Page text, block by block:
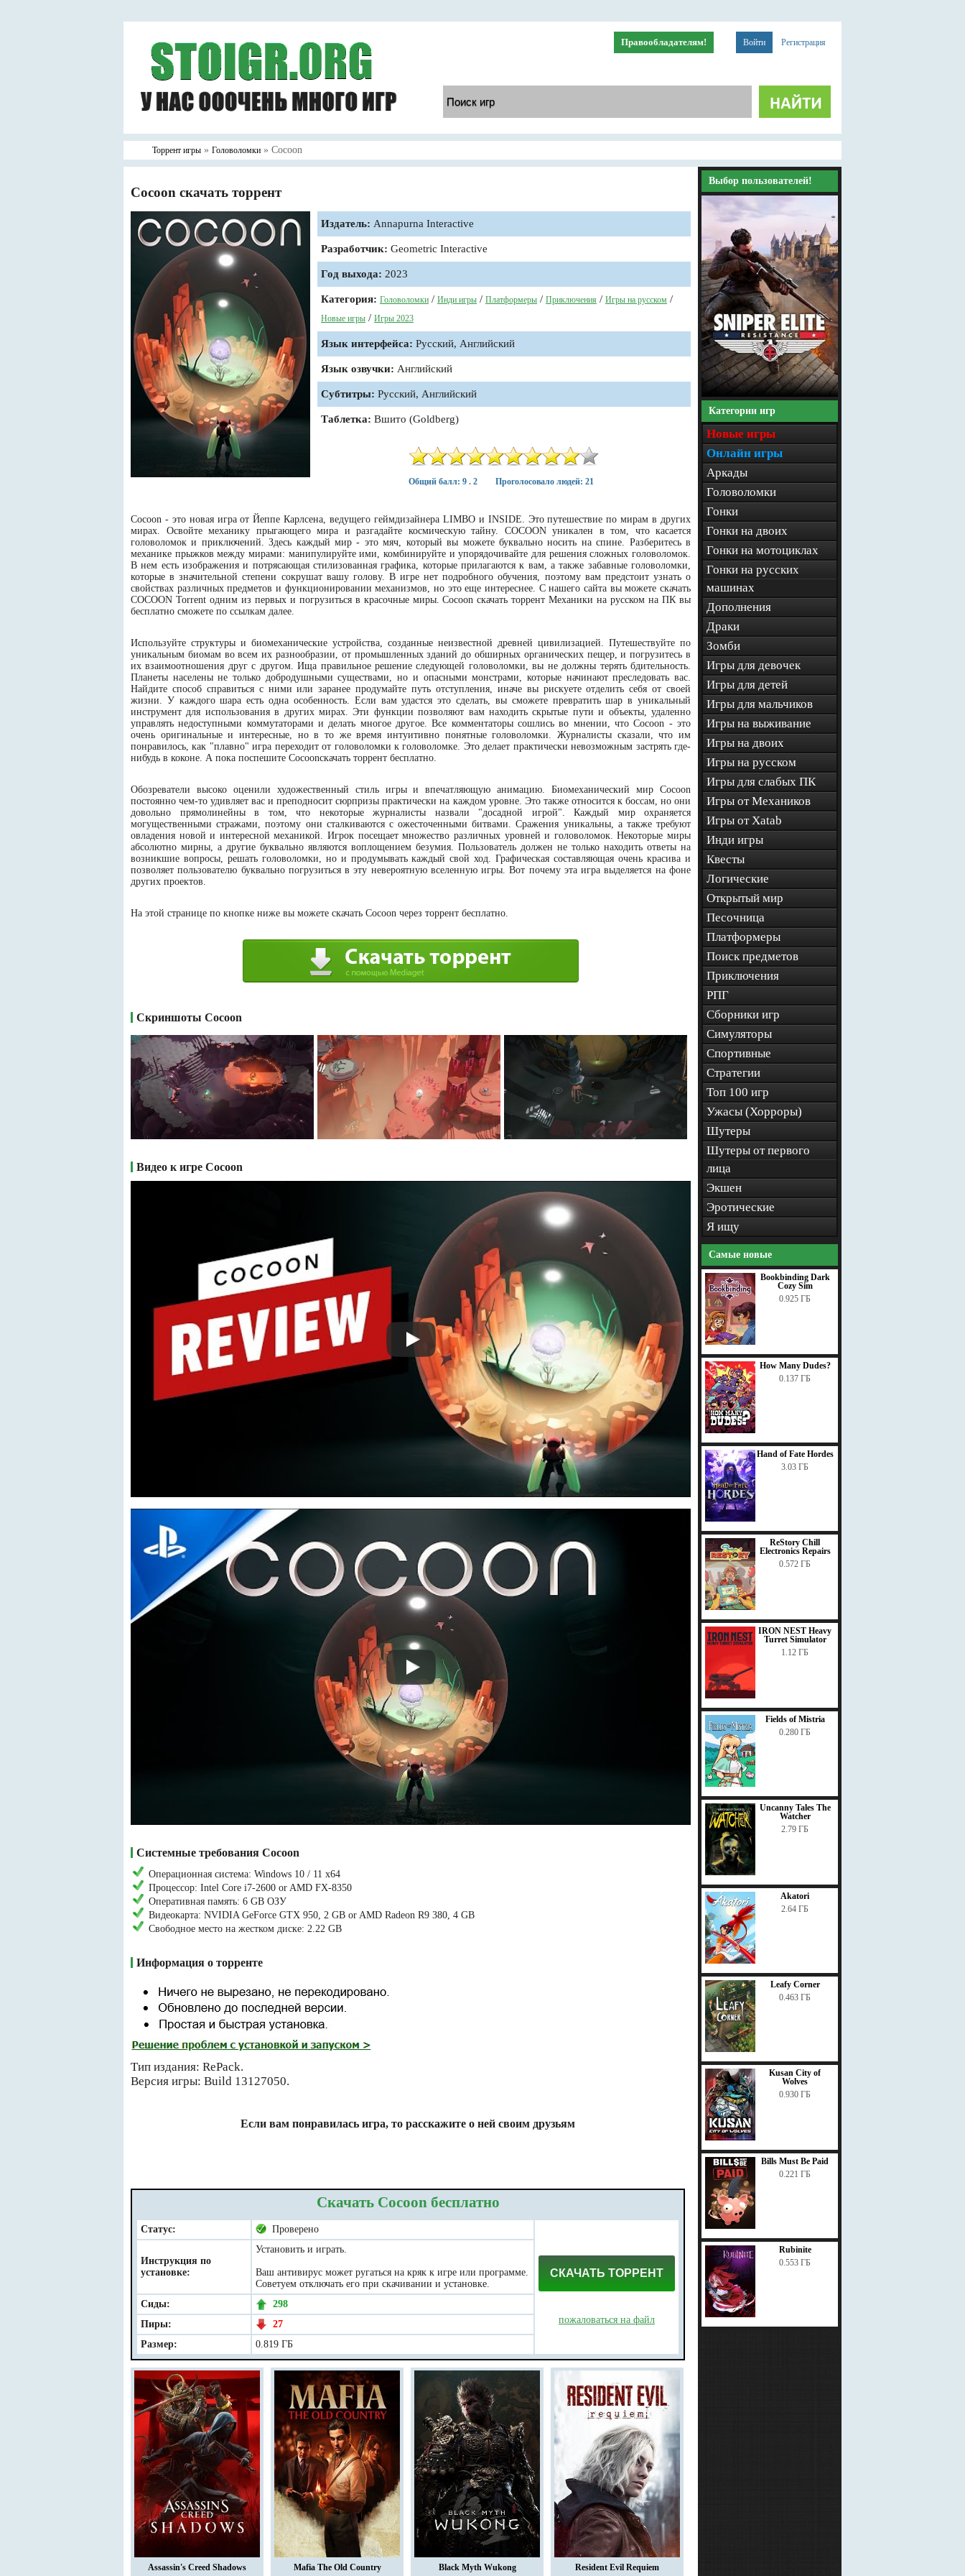
Войти Регистрация
Правообладателям!
Торрент игры » Головоломки » Cocoon
Cocoon скачать торрент
Издатель: Annapurna Interactive
Разработчик: Geometric Interactive
Год выхода: 2023
Категория: Головоломки / Инди игры / Платформеры / Приключения / Игры на русском /
Новые игры / Игры 2023
Язык интерфейса: Русский, Английский
Язык озвучки: Английский
Субтитры: Русский, Английский
Таблетка: Вшито (Goldberg)
Общий балл: 9 . 2 Проголосовало людей: 21
Cocoon - это новая игра от Йеппе Карлсена, ведущего геймдизайнера LIMBO и INSIDE. Это путешествие по мирам в других
мирах. Освойте механику прыгающего мира и разгадайте космическую тайну. COCOON уникален в том, что касается
головоломок и приключений. Здесь каждый мир - это мяч, который вы можете буквально носить на спине. Разберитесь в
механике прыжков между мирами: манипулируйте ими, комбинируйте и упорядочивайте для решения сложных головоломок.
В нем есть изображения и потрясающая стилизованная графика, которые прилагаются к вам, а также забавные головоломки,
которые в значительной степени сокрушат вашу голову. В игре нет подробного обучения, поэтому вам предстоит узнать о
свойствах различных предметов и функционировании механизмов, но это еще интереснее. С нашего сайта вы можете скачать
COCOON Torrent одним из первых и погрузиться в красочные миры. Cocoon скачать торрент Механики на русском на ПК вы
бесплатно сможете по ссылкам далее.
Используйте структуры и биомеханические устройства, созданные неизвестной древней цивилизацией. Путешествуйте по
уникальным биомам во всем их разнообразии, от промышленных зданий до обширных органических пещер, и погрузитесь в
их взаимоотношения друг с другом. Ища правильное решение следующей головоломки, вы не должны терять бдительность.
Планеты населены не только добродушными существами, но и опасными монстрами, которые начинают преследовать вас.
Найдите способ справиться с ними или заранее продумайте путь отступления, иначе вы рискуете отделить себя от своей
жизни. У каждого шара есть одна особенность. Если вам удастся это сделать, вы сможете превратить шар в уникальный
инструмент для использования в других мирах. Эти функции позволяют вам находить скрытые пути и объекты, удаленно
управлять недоступными коммутаторами и делать многое другое. Все комментаторы сошлись во мнении, что Cocoon - это
очень оригинальные и интересные, но в то же время интуитивно понятные головоломки. Журналисты сказали, что им
понравилось, как "плавно" игра переходит от головоломки к головоломке. Это делает практически невозможным застрять где-
нибудь в коконе. А пока поспешите Cocoonскачать торрент бесплатно.
Обозреватели высоко оценили художественный стиль игры и впечатляющую анимацию. Биомеханический мир Cocoon
постоянно чем-то удивляет вас и преподносит сюрпризы практически на каждом уровне. Это также относится к боссам, но они
довольно прямолинейны в том, что некоторые журналисты назвали "досадной игрой". Каждый мир охраняется
могущественными стражами, поэтому они сталкиваются с ожесточенными битвами. Сражения уникальны, а также требуют
овладения новой и интересной механикой. Игрок посещает множество различных уровней и головоломок. Некоторые миры
абсолютно мирны, а другие буквально являются воплощением безумия. Пользователь должен не только находить ответы на
возникшие вопросы, решать головоломки, но и продумывать каждый свой ход. Графическая составляющая очень красива и
позволяет пользователю буквально погрузиться в эту невероятную вселенную игры. Вот почему эта игра выделяется на фоне
других проектов.
На этой странице по кнопке ниже вы можете скачать Cocoon через торрент бесплатно.
Скриншоты Cocoon
Видео к игре Cocoon
Системные требования Cocoon
Операционная система: Windows 10 / 11 x64
Процессор: Intel Core i7-2600 or AMD FX-8350
Оперативная память: 6 GB ОЗУ
Видеокарта: NVIDIA GeForce GTX 950, 2 GB or AMD Radeon R9 380, 4 GB
Свободное место на жестком диске: 2.22 GB
Информация о торренте
Тип издания: RePack.
Версия игры: Build 13127050.
Если вам понравилась игра, то расскажите о ней своим друзьям
Скачать Cocoon бесплатно
Статус: Проверено
СКАЧАТЬ ТОРРЕНТ
пожаловаться на файл
Инструкция по
установке:
Установить и играть.
Ваш антивирус может ругаться на кряк к игре или программе.
Советуем отключать его при скачивании и установке.
Сиды:
298
Пиры:
27
Размер:
0.819 ГБ
Assassin's Creed Shadows Mafia The Old Country Black Myth Wukong Resident Evil Requiem
Выбор пользователей!
Категории игр
Новые игры
Онлайн игры
Аркады
Головоломки
Гонки
Гонки на двоих
Гонки на мотоциклах
Гонки на русских
машинах
Дополнения
Драки
Зомби
Игры для девочек
Игры для детей
Игры для мальчиков
Игры на выживание
Игры на двоих
Игры на русском
Игры для слабых ПК
Игры от Механиков
Игры от Xatab
Инди игры
Квесты
Логические
Открытый мир
Песочница
Платформеры
Поиск предметов
Приключения
РПГ
Сборники игр
Симуляторы
Спортивные
Стратегии
Топ 100 игр
Ужасы (Хорроры)
Шутеры
Шутеры от первого
лица
Экшен
Эротические
Я ищу
Самые новые
Bookbinding Dark
Cozy Sim
0.925 ГБ
How Many Dudes?
0.137 ГБ
Hand of Fate Hordes
3.03 ГБ
ReStory Chill
Electronics Repairs
0.572 ГБ
IRON NEST Heavy
Turret Simulator
1.12 ГБ
Fields of Mistria
0.280 ГБ
Uncanny Tales The
Watcher
2.79 ГБ
Akatori
2.64 ГБ
Leafy Corner
0.463 ГБ
Kusan City of
Wolves
0.930 ГБ
Bills Must Be Paid
0.221 ГБ
Rubinite
0.553 ГБ